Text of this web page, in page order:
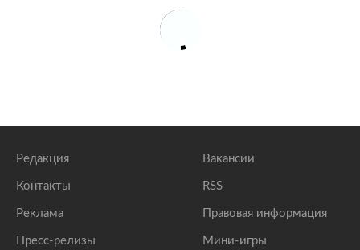
Редакция
Контакты
Реклама
Пресс-релизы
Вакансии
RSS
Правовая информация
Мини-игры